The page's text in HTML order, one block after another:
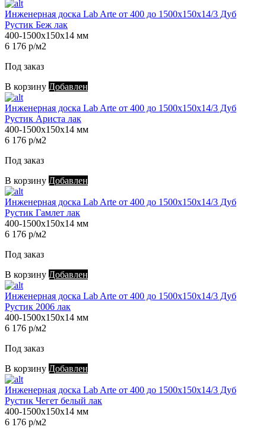
Инженерная доска Lab Arte от 400 до 1500х150х14/3 Дуб
Рустик Беж лак
400-1500х150х14 мм
6 176 р/м2
Под заказ
В корзину Добавлен
Инженерная доска Lab Arte от 400 до 1500х150х14/3 Дуб
Рустик Ариста лак
400-1500х150х14 мм
6 176 р/м2
Под заказ
В корзину Добавлен
Инженерная доска Lab Arte от 400 до 1500х150х14/3 Дуб
Рустик Гамлет лак
400-1500х150х14 мм
6 176 р/м2
Под заказ
В корзину Добавлен
Инженерная доска Lab Arte от 400 до 1500х150х14/3 Дуб
Рустик 2006 лак
400-1500х150х14 мм
6 176 р/м2
Под заказ
В корзину Добавлен
Инженерная доска Lab Arte от 400 до 1500х150х14/3 Дуб
Рустик Чегет белый лак
400-1500х150х14 мм
6 176 р/м2